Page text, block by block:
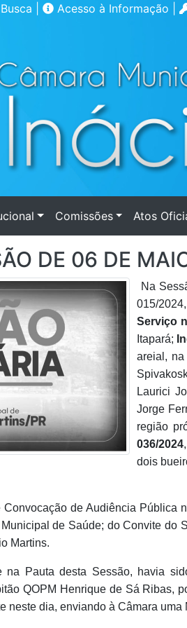
Busca Acesso à Informação
Comissões Atos
DE 06 DE
Na
015/
Serviço
Itapará;
areial,
Laurici
Jorge
região
036/2024
dois
de Audiência Pública
de Saúde; do Convite
Martins.
na Pauta desta Sessão, havia
QOPM Henrique de Sá
neste dia, enviando à Câmara uma